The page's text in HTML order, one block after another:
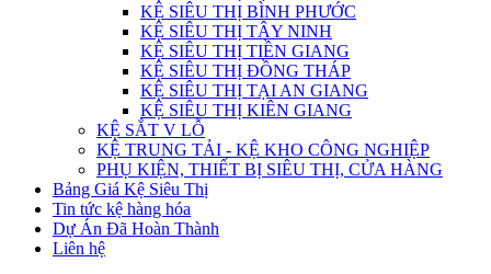
KỆ SIÊU THỊ BÌNH PHƯỚC
KỆ SIÊU THỊ TÂY NINH
KỆ SIÊU THỊ TIỀN GIANG
KỆ SIÊU THỊ ĐỒNG THÁP
KỆ SIÊU THỊ TẠI AN GIANG
KỆ SIÊU THỊ KIÊN GIANG
KỆ SẮT V LỖ
KỆ TRUNG TẢI - KỆ KHO CÔNG NGHIỆP
PHỤ KIỆN, THIẾT BỊ SIÊU THỊ, CỬA HÀNG
Bảng Giá Kệ Siêu Thị
Tin tức kệ hàng hóa
Dự Án Đã Hoàn Thành
Liên hệ